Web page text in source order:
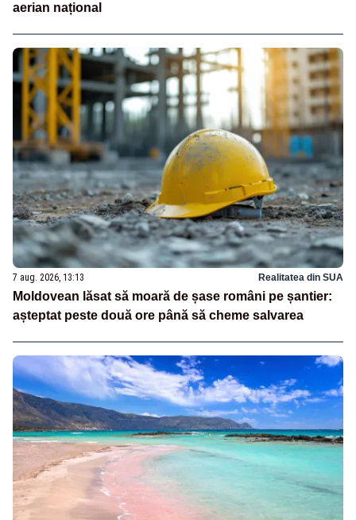
aerian național
7 aug. 2026, 13:13 Realitatea din SUA
Moldovean lăsat să moară de șase români pe șantier:
așteptat peste două ore până să cheme salvarea